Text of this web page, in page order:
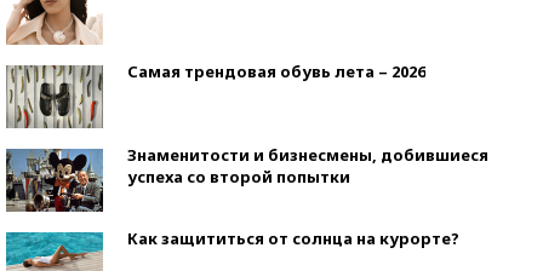
Самая трендовая обувь лета – 2026
Знаменитости и бизнесмены, добившиеся
успеха со второй попытки
Как защититься от солнца на курорте?